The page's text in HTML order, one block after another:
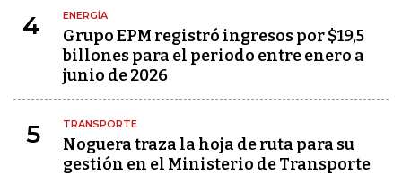
4 ENERGÍA
Grupo EPM registró ingresos por $19,5
billones para el periodo entre enero a
junio de 2026
5 TRANSPORTE
Noguera traza la hoja de ruta para su
gestión en el Ministerio de Transporte